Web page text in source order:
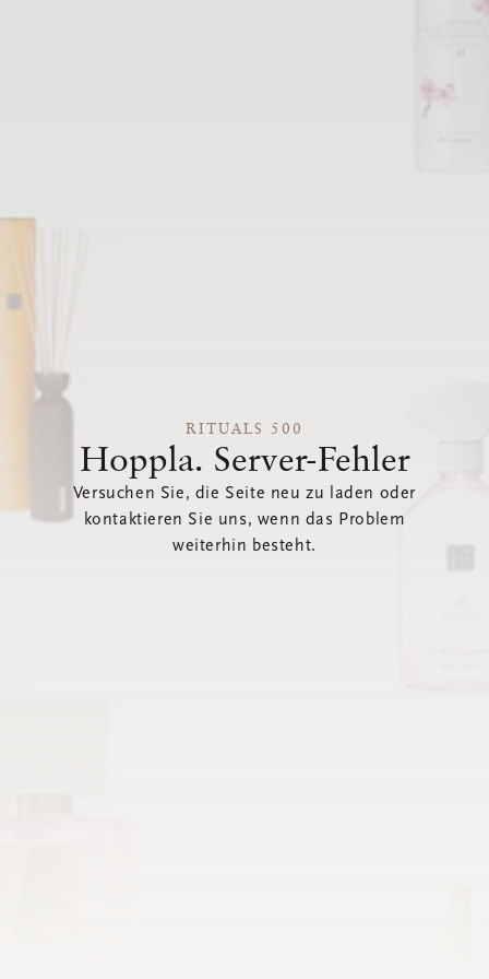
RITUALS 500
Hoppla. Server-Fehler
Versuchen Sie, die Seite neu zu laden oder
kontaktieren Sie uns, wenn das Problem
weiterhin besteht.